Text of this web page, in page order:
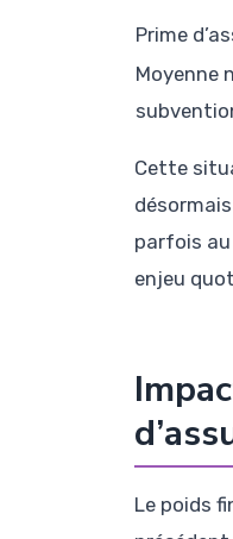
Prime
Moyenne
Cette
parfois
enjeu
Le poids